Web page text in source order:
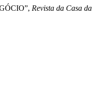
Revista da Casa da